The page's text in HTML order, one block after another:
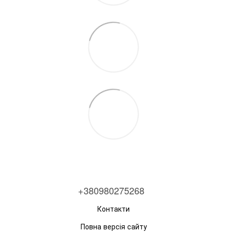
+380980275268
Контакти
Повна версія сайту